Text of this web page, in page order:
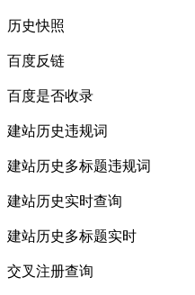
历史快照
百度反链
百度是否收录
建站历史违规词
建站历史多标题违规词
建站历史实时查询
建站历史多标题实时
交叉注册查询